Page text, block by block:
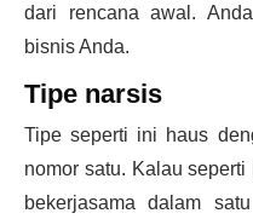
dari rencana awal.
bisnis Anda.
Tipe narsis
Tipe seperti ini haus
nomor satu. Kalau
bekerjasama dalam